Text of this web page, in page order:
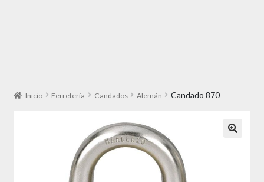
Inicio Ferretería Candados Alemán Candado 870